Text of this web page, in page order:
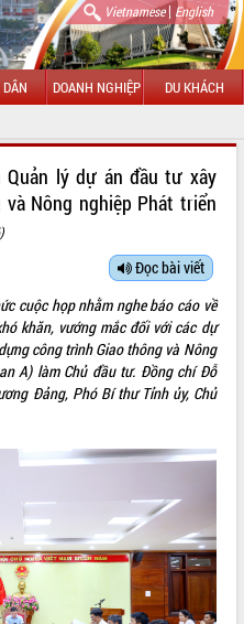
Vietnamese| English
DÂN DOANH NGHIỆP DU KHÁCH
Quản lý dự án đầu tư xây
Nông nghiệp Phát triển
Đọc bài viết
cuộc họp nhằm nghe báo cáo về
khăn, vướng mắc đối với các dự
công trình Giao thông và Nông
A) làm Chủ đầu tư. Đồng chí Đỗ
Đảng, Phó Bí thư Tỉnh ủy, Chủ